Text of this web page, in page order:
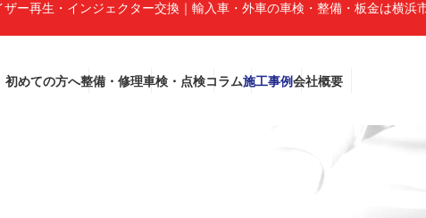
ー再生・インジェクター交換｜輸入車・外車の車検・整備・板金は横
初めての方へ整備・修理車検・点検コラム施工事例会社概要